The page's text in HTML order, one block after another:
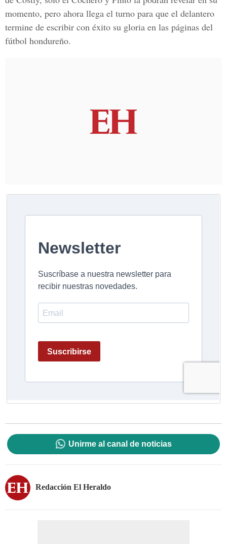
momento, pero ahora llega el turno para que el delantero
termine de escribir con éxito su gloria en las páginas del
fútbol hondureño.
Unirme al canal de noticias
Redacción El Heraldo